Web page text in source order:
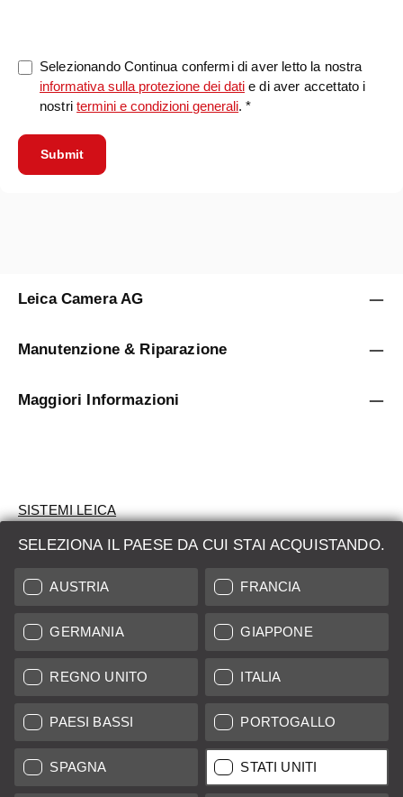
Selezionando Continua confermi di aver letto la nostra
informativa sulla protezione dei dati e di aver accettato i
nostritermini e condizioni generali. *
Submit
SELEZIONA IL PAESE DA CUI STAI ACQUISTANDO.
AUSTRIA FRANCIA
GERMANIA GIAPPONE
REGNO UNITO ITALIA
PAESI BASSI PORTOGALLO
SPAGNA STATI UNITI
Leica Camera AG
Manutenzione & Riparazione
Maggiori Informazioni
SISTEMI LEICA
VALUTAZIONE
CERCHI UN PRODOTTO?
ASTE
PRODOTTI NUOVI
LEICA STORES
Tutti i prezzi dei fornitori con sede in UE/Regno Unito incl. IVA più